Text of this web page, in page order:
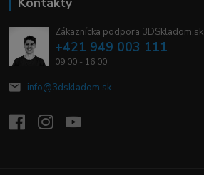
Zákaznícka podpora 3DSkladom.sk
+421 949 003 111
09:00 - 16:00
info@3dskladom.sk